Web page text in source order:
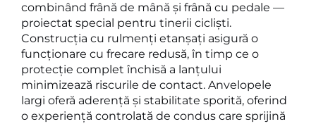
combinând frână de mână și frână cu pedale —
proiectat special pentru tinerii cicliști.
Construcția cu rulmenți etanșați asigură o
funcționare cu frecare redusă, în timp ce o
protecție complet închisă a lanțului
minimizează riscurile de contact. Anvelopele
largi oferă aderență și stabilitate sporită, oferind
o experiență controlată de condus care sprijină